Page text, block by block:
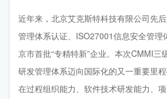
近年来，北京艾克斯特科技有限公司先
管理体系认证、ISO27001信息安全管理
京市首批“专精特新”企业。本次CMMI三
研发管理体系迈向国际化的又一重要里
在过程组织能力、软件技术研发能力、